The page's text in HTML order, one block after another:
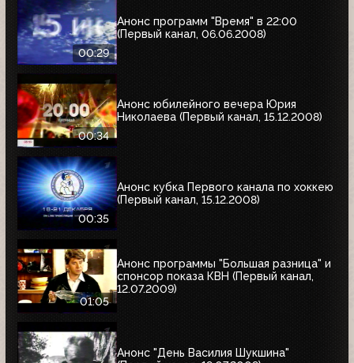
00:29
Анонс программ "Время" в 22:00
(Первый канал, 06.06.2008)
00:34
Анонс юбилейного вечера Юрия
Николаева (Первый канал, 15.12.2008)
00:35
Анонс кубка Первого канала по хоккею
(Первый канал, 15.12.2008)
01:05
Анонс программы "Большая разница" и
спонсор показа КВН (Первый канал,
12.07.2009)
Анонс "День Василия Шукшина"